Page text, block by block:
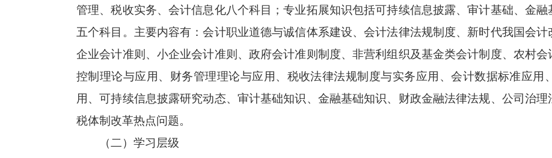
管理、税收实务、会计信息化八个科目；专业拓展知识包括可持续信息披露、审计基础、金
五个科目。主要内容有：会计职业道德与诚信体系建设、会计法律法规制度、新时代我国会计
企业会计准则、小企业会计准则、政府会计准则制度、非营利组织及基金类会计制度、农村
控制理论与应用、财务管理理论与应用、税收法律法规制度与实务应用、会计数据标准应用
用、可持续信息披露研究动态、审计基础知识、金融基础知识、财政金融法律法规、公司治
税体制改革热点问题。
（二）学习层级